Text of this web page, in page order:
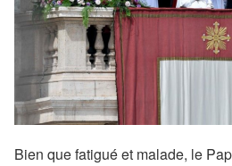
Bien que fatigué et malade, le